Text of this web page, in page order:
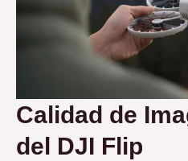
Calidad de
del DJI Flip